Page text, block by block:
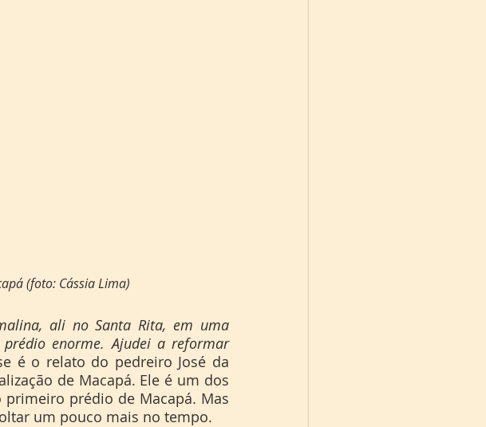
(foto: Cássia Lima)
ali no Santa Rita, em uma
enorme. Ajudei a reformar
é o relato do pedreiro José da
de Macapá. Ele é um dos
prédio de Macapá. Mas
um pouco mais no tempo.